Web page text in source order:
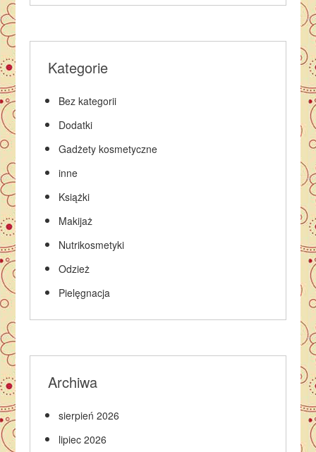
Kategorie
Bez kategorii
Dodatki
Gadżety kosmetyczne
inne
Książki
Makijaż
Nutrikosmetyki
Odzież
Pielęgnacja
Archiwa
sierpień 2026
lipiec 2026